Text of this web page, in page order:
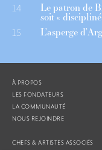
14 Le patron de
soit «
15 L’asperge
À PROPOS
LES FONDATEURS
LA COMMUNAUTÉ
NOUS REJOINDRE
CHEFS & ARTISTES ASSOCIÉS